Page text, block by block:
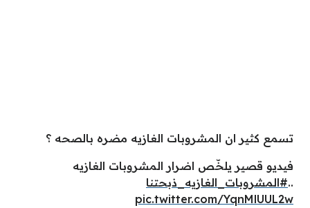
تسمع كثير ان المشروبات الغازيه مضره بالصحه ؟
فيديو قصير يلخّص اضرار المشروبات الغازيه
..#المشروبات_الغازيه_ذبحتنا
pic.twitter.com/YqnMlUUL2w